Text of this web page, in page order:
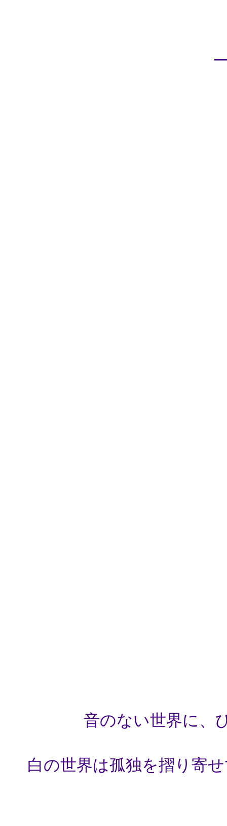
音のない世界に、
白の世界は孤独を摺り寄